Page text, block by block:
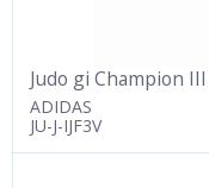
Judo gi Champion III
ADIDAS
JU-J-IJF3V